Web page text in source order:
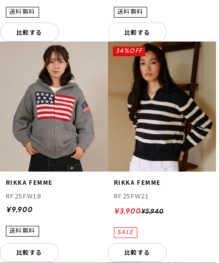
比較する 比較する
RIKKA FEMME
RF25FW18
¥9,900
比較する
RIKKA FEMME
RF25FW21
¥5,940
34%OFF
¥3,900
比較する